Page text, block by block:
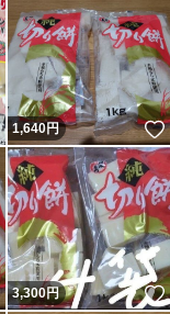
いいね！
1,640円
いいね！
3,300円